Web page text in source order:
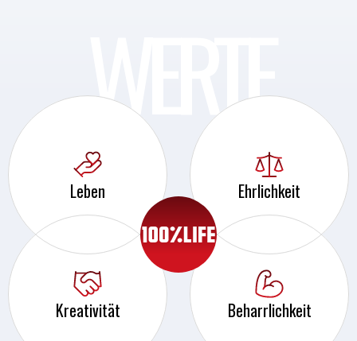
WERTE
Leben Ehrlichkeit
Kreativität Beharrlichkeit